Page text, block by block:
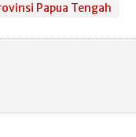
Papua Tengah